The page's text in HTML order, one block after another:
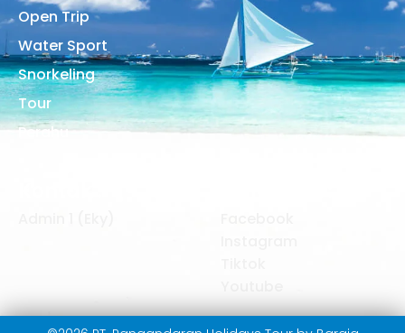
Open Trip
Water Sport
Snorkeling
Tour
Perahu